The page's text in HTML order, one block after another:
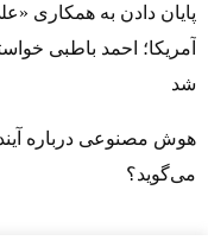
پایان دادن به همکاری
آمریکا؛ احمد باطبی
شد
هوش مصنوعی درباره
می‌گوید؟